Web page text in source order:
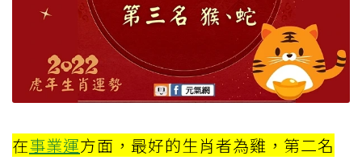
在事業運方面，最好的生肖者為雞，第二名